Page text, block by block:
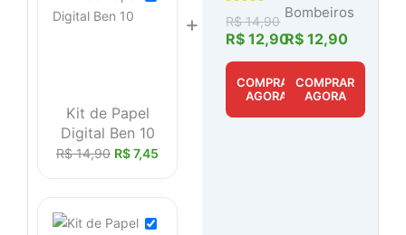
Kit de Papel
Digital Ben 10
R$14,90 R$7,45
+
Avaliação
5.00
de 5
R$14,90
R$ 12,90
COMPRAR
AGORA
Bombeiros
R$ 12,90
COMPRAR
AGORA